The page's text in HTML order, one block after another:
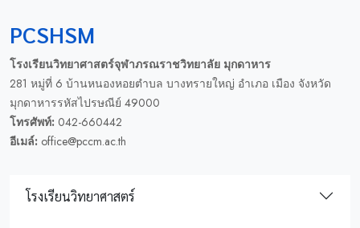
PCSHSM
โรงเรียนวิทยาศาสตร์จุฬาภรณราชวิทยาลัย มุกดาหาร
281 หมู่ที่ 6 บ้านหนองหอยตำบล บางทรายใหญ่ อำเภอ เมือง จังหวัด
มุกดาหารรหัสไปรษณีย์ 49000
โทรศัพท์: 042-660442
อีเมล์: office@pccm.ac.th
โรงเรียนวิทยาศาสตร์